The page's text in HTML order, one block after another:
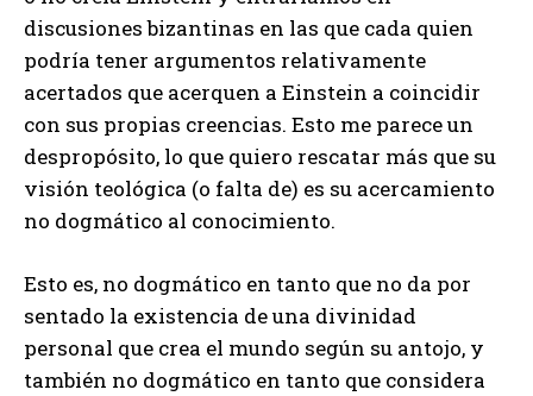
discusiones bizantinas en las que cada quien
podría tener argumentos relativamente
acertados que acerquen a Einstein a coincidir
con sus propias creencias. Esto me parece un
despropósito, lo que quiero rescatar más que su
visión teológica (o falta de) es su acercamiento
no dogmático al conocimiento.
Esto es, no dogmático en tanto que no da por
sentado la existencia de una divinidad
personal que crea el mundo según su antojo, y
también no dogmático en tanto que considera